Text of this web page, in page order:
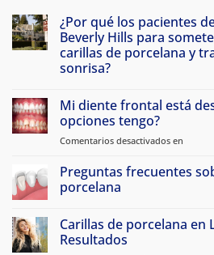
¿Por qué los pacientes
Beverly Hills para
carillas de porcelana y
sonrisa?
Por
qué
los
pacientes
viajan
Beverly
hacerse
carillas
de
Mi diente frontal está
opciones tengo?
Comentarios desactivados en
diente
¿qué
Preguntas frecuentes
porcelana
Preguntas
frecuentes
sobre
Carillas de porcelana en
Resultados